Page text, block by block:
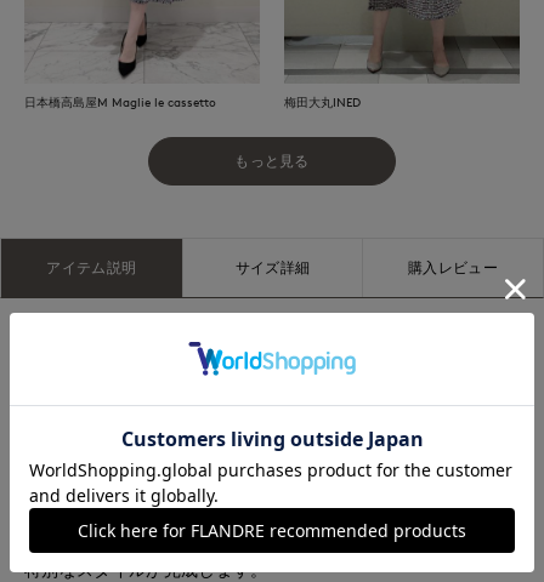
日本橋高島屋M Maglie le cassetto 梅田大丸INED
もっと見る
アイテム説明 サイズ詳細 購入レビュー
尾州で織り上げた特殊な糸遣いのオリジナルツイードと、高級
部まで“技あり”のデザインを効かせ、他にはない存在感を放つ
一枚に仕上げました。歩くたびに美しく揺れるシルエットは、
スタイリングの主役にぴったりです。今年らしいセットアップ
としてジャケットと合わせれば、価格以上の価値を感じられる
特別なスタイルが完成します。